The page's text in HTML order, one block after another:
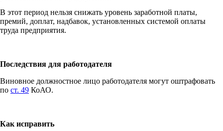
В этот период нельзя снижать уровень заработной платы,
премий, доплат, надбавок, установленных системой оплаты
труда предприятия.
Последствия для работодателя
Виновное должностное лицо работодателя могут оштрафовать
по ст. 49 КоАО.
Как исправить